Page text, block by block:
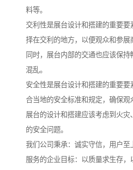
料等。
交利性是展台设计和搭建的重要要
择在交利的地方，以便观众和参展
同时，展台内部的交通也应该保持
混乱。
安全性是展台设计和搭建的重要要
合当地的安全标准和规定，确保观
展台的设计和搭建应该考虑到火灾
的安全问题。
我们公司秉承：诚实守信，用户至
服务的企业目标：以质量求生存，